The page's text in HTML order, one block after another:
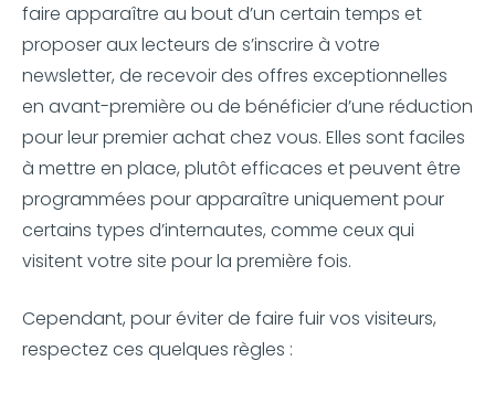
faire apparaître au bout d’un certain temps et
proposer aux lecteurs de s’inscrire à votre
newsletter, de recevoir des offres exceptionnelles
en avant-première ou de bénéficier d’une réduction
pour leur premier achat chez vous. Elles sont faciles
à mettre en place, plutôt efficaces et peuvent être
programmées pour apparaître uniquement pour
certains types d’internautes, comme ceux qui
visitent votre site pour la première fois.
Cependant, pour éviter de faire fuir vos visiteurs,
respectez ces quelques règles :